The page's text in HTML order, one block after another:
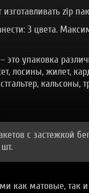
zip
3 цвета.
это упаковка
лосины, жилет,
с застежкой
как матовые, так